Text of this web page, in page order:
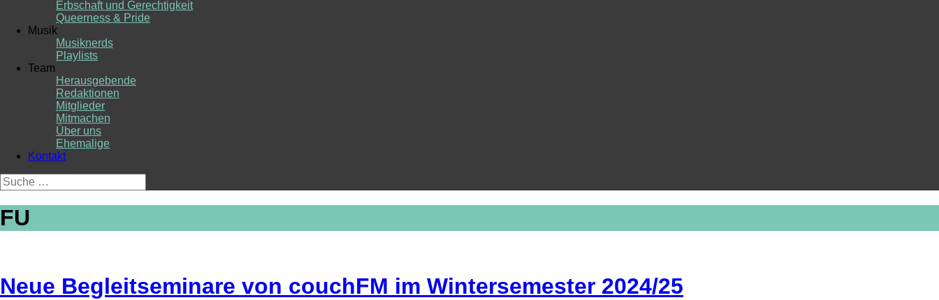
Erbschaft und Gerechtigkeit
Queerness & Pride
Musik
Musiknerds
Playlists
Team
Herausgebende
Redaktionen
Mitglieder
Mitmachen
Über uns
Ehemalige
Kontakt
Suche
nach:
FU
Neue Begleitseminare von couchFM im Wintersemester 2024/25